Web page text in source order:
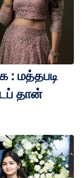
: மத்தபடி
தான்